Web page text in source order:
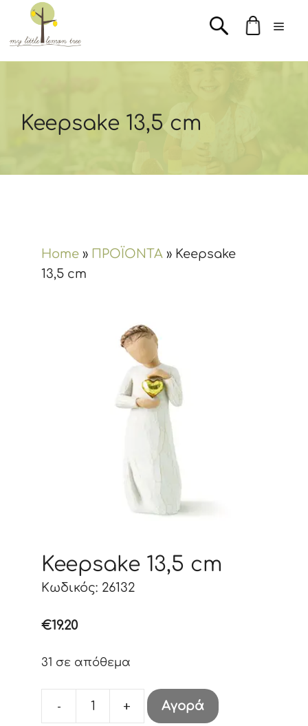
Μετάβαση
περιεχόμενο
Keepsake 13,5 cm
Home » ΠΡΟΪΟΝΤΑ » Keepsake
13,5 cm
Keepsake 13,5 cm
Κωδικός: 26132
€19.20
31 σε απόθεμα
-
Keepsake
+ Αγορά